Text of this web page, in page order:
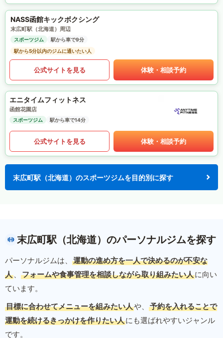
NASS函館キックボクシング
末広町駅（北海道）周辺
スポーツジム
駅から車で9分
駅から5分以内のジムに通いたい人
公式サイトを見る 体験・相談予約
エニタイムフィットネス
函館花園店
スポーツジム 駅から車で14分
公式サイトを見る 体験・相談予約
末広町駅（北海道）のスポーツジムを目的別に探す
末広町駅（北海道）のパーソナルジムを探す
パーソナルジムは、
運動の進め方を一人で決めるのが不安な
人 、 フォームや食事管理を相談しながら取り組みたい人に向い
ています。
目標に合わせてメニューを組みたい人や、
予約を入れることで
運動を続けるきっかけを作りたい人にも選ばれやすいジャンル
です。